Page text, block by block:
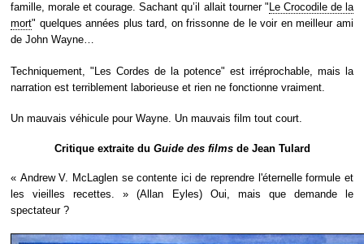
famille, morale et courage. Sachant qu’il allait tourner " Le Crocodile de la
mort" quelques années plus tard, on frissonne de le voir en meilleur ami
de John Wayne…
Techniquement, "Les Cordes de la potence" est irréprochable, mais la
narration est terriblement laborieuse et rien ne fonctionne vraiment.
Un mauvais véhicule pour Wayne. Un mauvais film tout court.
Critique extraite du Guide des filmsde Jean Tulard
« Andrew V. McLaglen se contente ici de reprendre l'éternelle formule et
les vieilles recettes. » (Allan Eyles) Oui, mais que demande le
spectateur ?